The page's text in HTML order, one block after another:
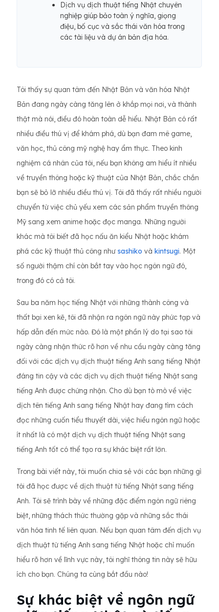
Dịch vụ dịch thuật tiếng Nhật chuyên
nghiệp giúp bảo toàn ý nghĩa, giọng
điệu, bố cục và sắc thái văn hóa trong
các tài liệu và dự án bản địa hóa.
Tôi thấy sự quan tâm đến Nhật Bản và văn hóa Nhật
Bản đang ngày càng tăng lên ở khắp mọi nơi, và thành
thật mà nói, điều đó hoàn toàn dễ hiểu. Nhật Bản có rất
nhiều điều thú vị để khám phá, dù bạn đam mê game,
văn học, thủ công mỹ nghệ hay ẩm thực. Theo kinh
nghiệm cá nhân của tôi, nếu bạn không am hiểu ít nhiều
về truyền thông hoặc kỹ thuật của Nhật Bản, chắc chắn
bạn sẽ bỏ lỡ nhiều điều thú vị. Tôi đã thấy rất nhiều người
chuyển từ việc chủ yếu xem các sản phẩm truyền thông
Mỹ sang xem anime hoặc đọc manga. Những người
khác mà tôi biết đã học nấu ăn kiểu Nhật hoặc khám
phá các kỹ thuật thủ công như sashiko và kintsugi. Một
số người thậm chí còn bắt tay vào học ngôn ngữ đó,
trong đó có cả tôi.
Sau ba năm học tiếng Nhật với những thành công và
thất bại xen kẽ, tôi đã nhận ra ngôn ngữ này phức tạp và
hấp dẫn đến mức nào. Đó là một phần lý do tại sao tôi
ngày càng nhận thức rõ hơn về nhu cầu ngày càng tăng
đối với các dịch vụ dịch thuật tiếng Anh sang tiếng Nhật
đáng tin cậy và các dịch vụ dịch thuật tiếng Nhật sang
tiếng Anh được chứng nhận. Cho dù bạn tò mò về việc
dịch tên tiếng Anh sang tiếng Nhật hay đang tìm cách
đọc những cuốn tiểu thuyết dài, việc hiểu ngôn ngữ hoặc
ít nhất là có một dịch vụ dịch thuật tiếng Nhật sang
tiếng Anh tốt có thể tạo ra sự khác biệt rất lớn.
Trong bài viết này, tôi muốn chia sẻ với các bạn những gì
tôi đã học được về dịch thuật từ tiếng Nhật sang tiếng
Anh. Tôi sẽ trình bày về những đặc điểm ngôn ngữ riêng
biệt, những thách thức thường gặp và những sắc thái
văn hóa tinh tế liên quan. Nếu bạn quan tâm đến dịch vụ
dịch thuật từ tiếng Anh sang tiếng Nhật hoặc chỉ muốn
hiểu rõ hơn về lĩnh vực này, tôi nghĩ thông tin này sẽ hữu
ích cho bạn. Chúng ta cùng bắt đầu nào!
Sự khác biệt về ngôn ngữ